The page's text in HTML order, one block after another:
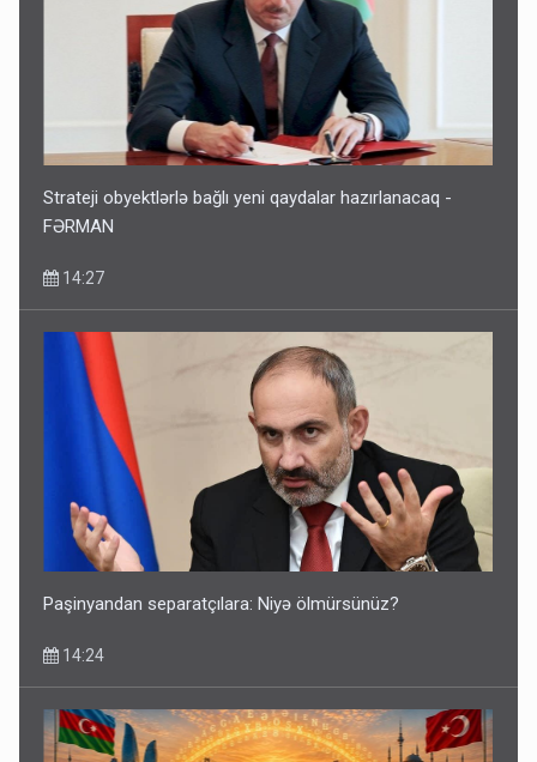
Strateji obyektlərlə bağlı yeni qaydalar hazırlanacaq -
FƏRMAN
14:27
Paşinyandan separatçılara: Niyə ölmürsünüz?
14:24